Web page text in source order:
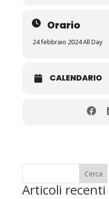
Orario
24 febbraio 2024 All Day
CALENDARIO
Cerca
Articoli recenti